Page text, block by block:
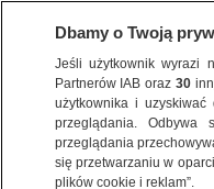
ŚWIAT
Dbamy o Twoją
Jeśli użytkownik wyrazi
Partnerów IAB oraz30
użytkownika i
przeglądania. Odbywa
przeglądania
się przetwarzaniu w
plików cookie i reklam”.